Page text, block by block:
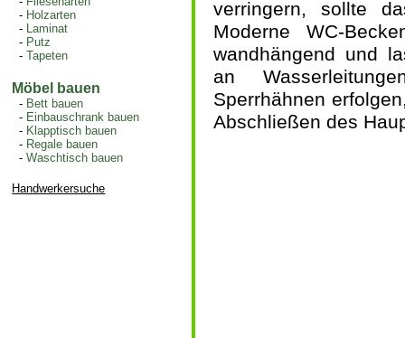
- Holzarten
- Laminat
- Putz
-Tapeten
Möbel bauen
- Bett bauen
- Einbauschrank bauen
- Klapptisch bauen
- Regale bauen
-Waschtisch bauen
Handwerkersuche
verringern, sollte
Moderne WC-
wandhängend und
an
Sperrhähnen
Abschließen des